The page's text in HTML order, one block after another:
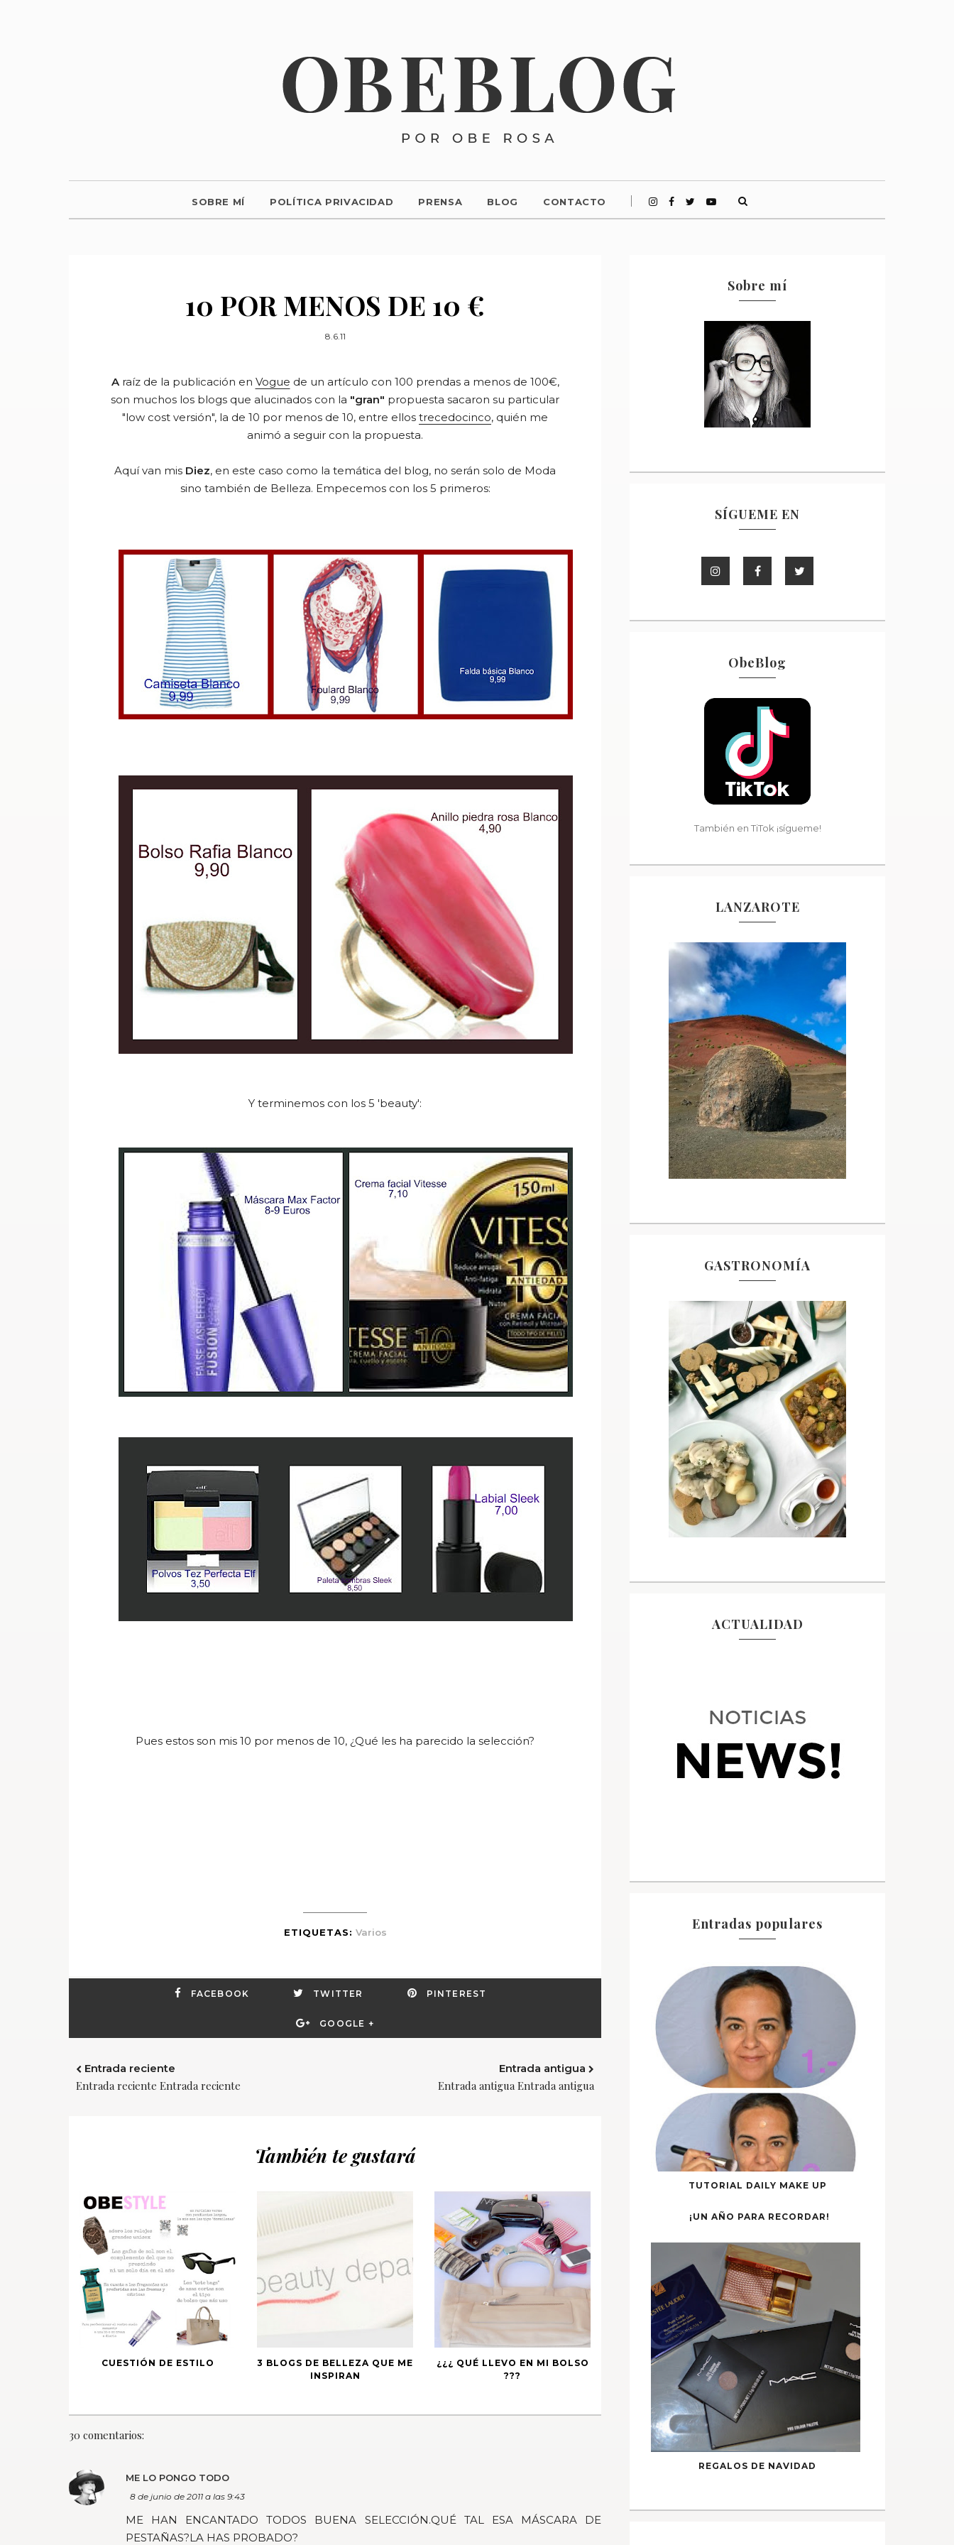
SOBRE MÍ POLÍTICA PRIVACIDAD PRENSA BLOG CONTACTO
10 POR MENOS DE 10 €
8.6.11
Araíz de la publicación en Vogue de un artículo con 100 prendas a menos de 100€,
son muchos los blogs que alucinados con la "gran" propuesta sacaron su particular
"low cost versión", la de 10 por menos de 10, entre ellos trecedocinco, quién me
animó a seguir con la propuesta.
Aquí van mis Diez, en este caso como la temática del blog, no serán solo de Moda
sino también de Belleza. Empecemos con los 5 primeros:
Y terminemos con los 5 'beauty':
Pues estos son mis 10 por menos de 10, ¿Qué les ha parecido la selección?
ETIQUETAS: Varios
FACEBOOK TWITTER PINTEREST
GOOGLE +
Entrada reciente
Entrada reciente Entrada reciente
Entrada antigua
Entrada antigua Entrada antigua
También te gustará
CUESTIÓN DE ESTILO
3 BLOGS DE BELLEZA QUE ME
INSPIRAN
¿¿¿ QUÉ LLEVO EN MI BOLSO
???
30 comentarios:
ME LO PONGO TODO
8 de junio de 2011 a las 9:43
ME HAN ENCANTADO TODOS BUENA SELECCIÓN.QUÉ TAL ESA MÁSCARA DE
PESTAÑAS?LA HAS PROBADO?
Sobre mí
SÍGUEME EN
ObeBlog
También en TiTok ¡sígueme!
LANZAROTE
GASTRONOMÍA
ACTUALIDAD
Entradas populares
TUTORIAL DAILY MAKE UP
¡UN AÑO PARA RECORDAR!
REGALOS DE NAVIDAD